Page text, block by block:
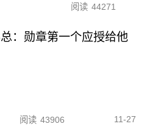
阅读 44271
：勋章第一个应授给他
阅读 43906 11-27